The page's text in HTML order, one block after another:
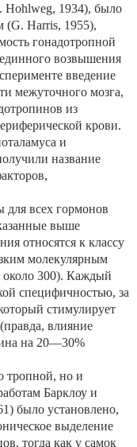
Hohlweg, 1934), было
(G. Harris, 1955),
гонадотропной
возвышения
введение
межуточного мозга,
из
крови.
и
название
для всех гормонов
выше
относятся к классу
молекулярным
около 300). Каждый
специфичностью, за
стимулирует
влияние
на 20—30%
тропной, но и
Барклоу и
было установлено,
выделение
тогда как у самок